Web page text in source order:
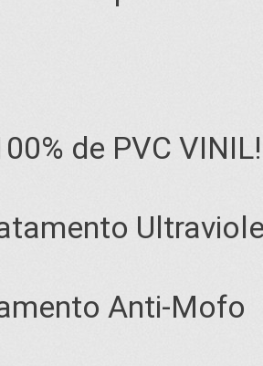
de PVC VINIL!
Anti-Mofo